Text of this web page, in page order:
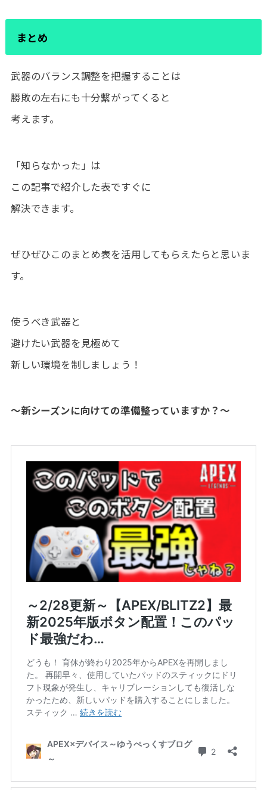
まとめ
武器のバランス調整を把握することは
勝敗の左右にも十分繋がってくると
考えます。
「知らなかった」は
この記事で紹介した表ですぐに
解決できます。
ぜひぜひこのまとめ表を活用してもらえたらと思いま
す。
使うべき武器と
避けたい武器を見極めて
新しい環境を制しましょう！
～新シーズンに向けての準備整っていますか？～